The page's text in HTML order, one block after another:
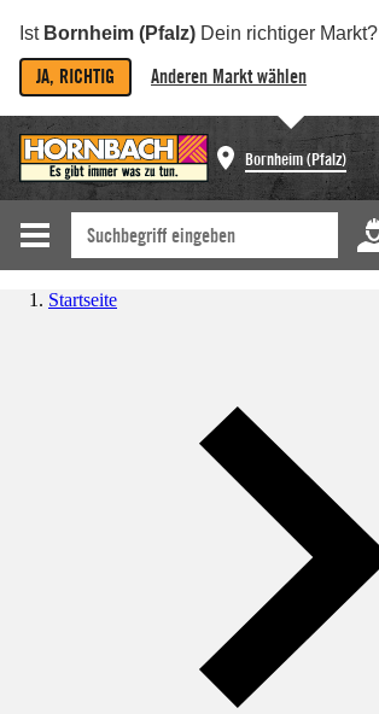
Ist Bornheim (Pfalz) Dein richtiger Markt?
JA, RICHTIG Anderen Markt wählen
Bornheim (Pfalz)
Startseite